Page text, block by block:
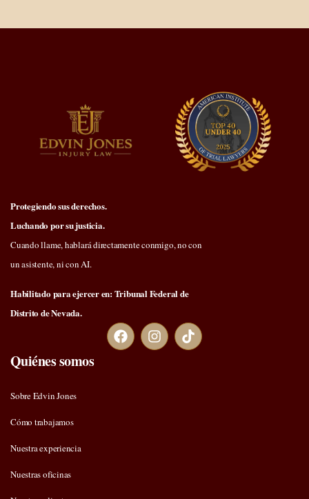
Protegiendo sus derechos.
Luchando por su justicia.
Cuando llame, hablará directamente conmigo, no con
un asistente, ni con AI.
Habilitado para ejercer en: Tribunal Federal de
Distrito de Nevada.
Quiénes somos
Sobre Edvin Jones
Cómo trabajamos
Nuestra experiencia
Nuestras oficinas